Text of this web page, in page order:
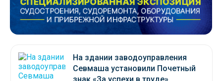
На здании заводоуправления
Севмаша установили Почетный